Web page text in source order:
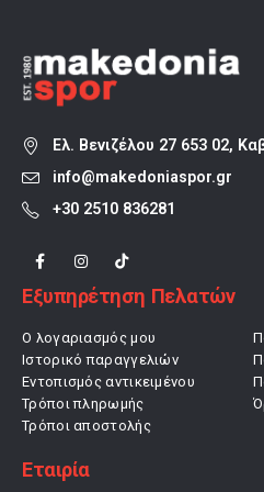
Ελ. Βενιζέλου 27 653 02,
info@makedoniaspor.gr
+30 2510 836281
Εξυπηρέτηση Πελατών
Ο λογαριασμός μου
Ιστορικό παραγγελιών
Εντοπισμός αντικειμένου
Τρόποι πληρωμής
Τρόποι αποστολής
Εταιρία